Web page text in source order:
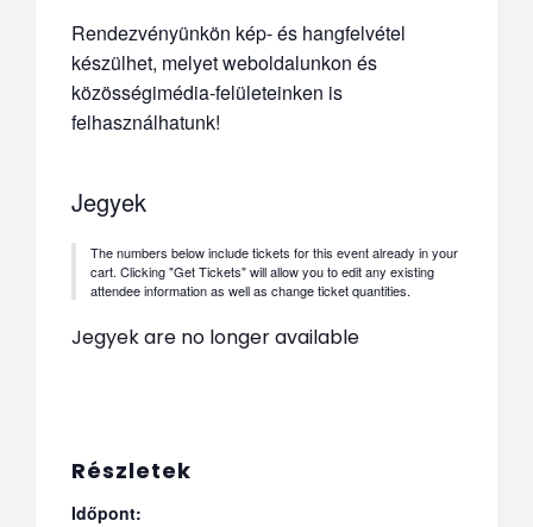
Rendezvényünkön kép- és hangfelvétel
készülhet, melyet weboldalunkon és
közösségimédia-felületeinken is
felhasználhatunk!
Részletek
Időpont:
Jegyek
The numbers below include tickets for this event already in your
cart. Clicking "Get Tickets" will allow you to edit any existing
attendee information as well as change ticket quantities.
Jegyek are no longer available